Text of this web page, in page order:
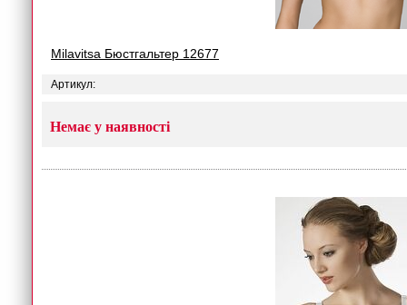
Milavitsa Бюстгальтер 12677
Артикул:
Немає у наявності